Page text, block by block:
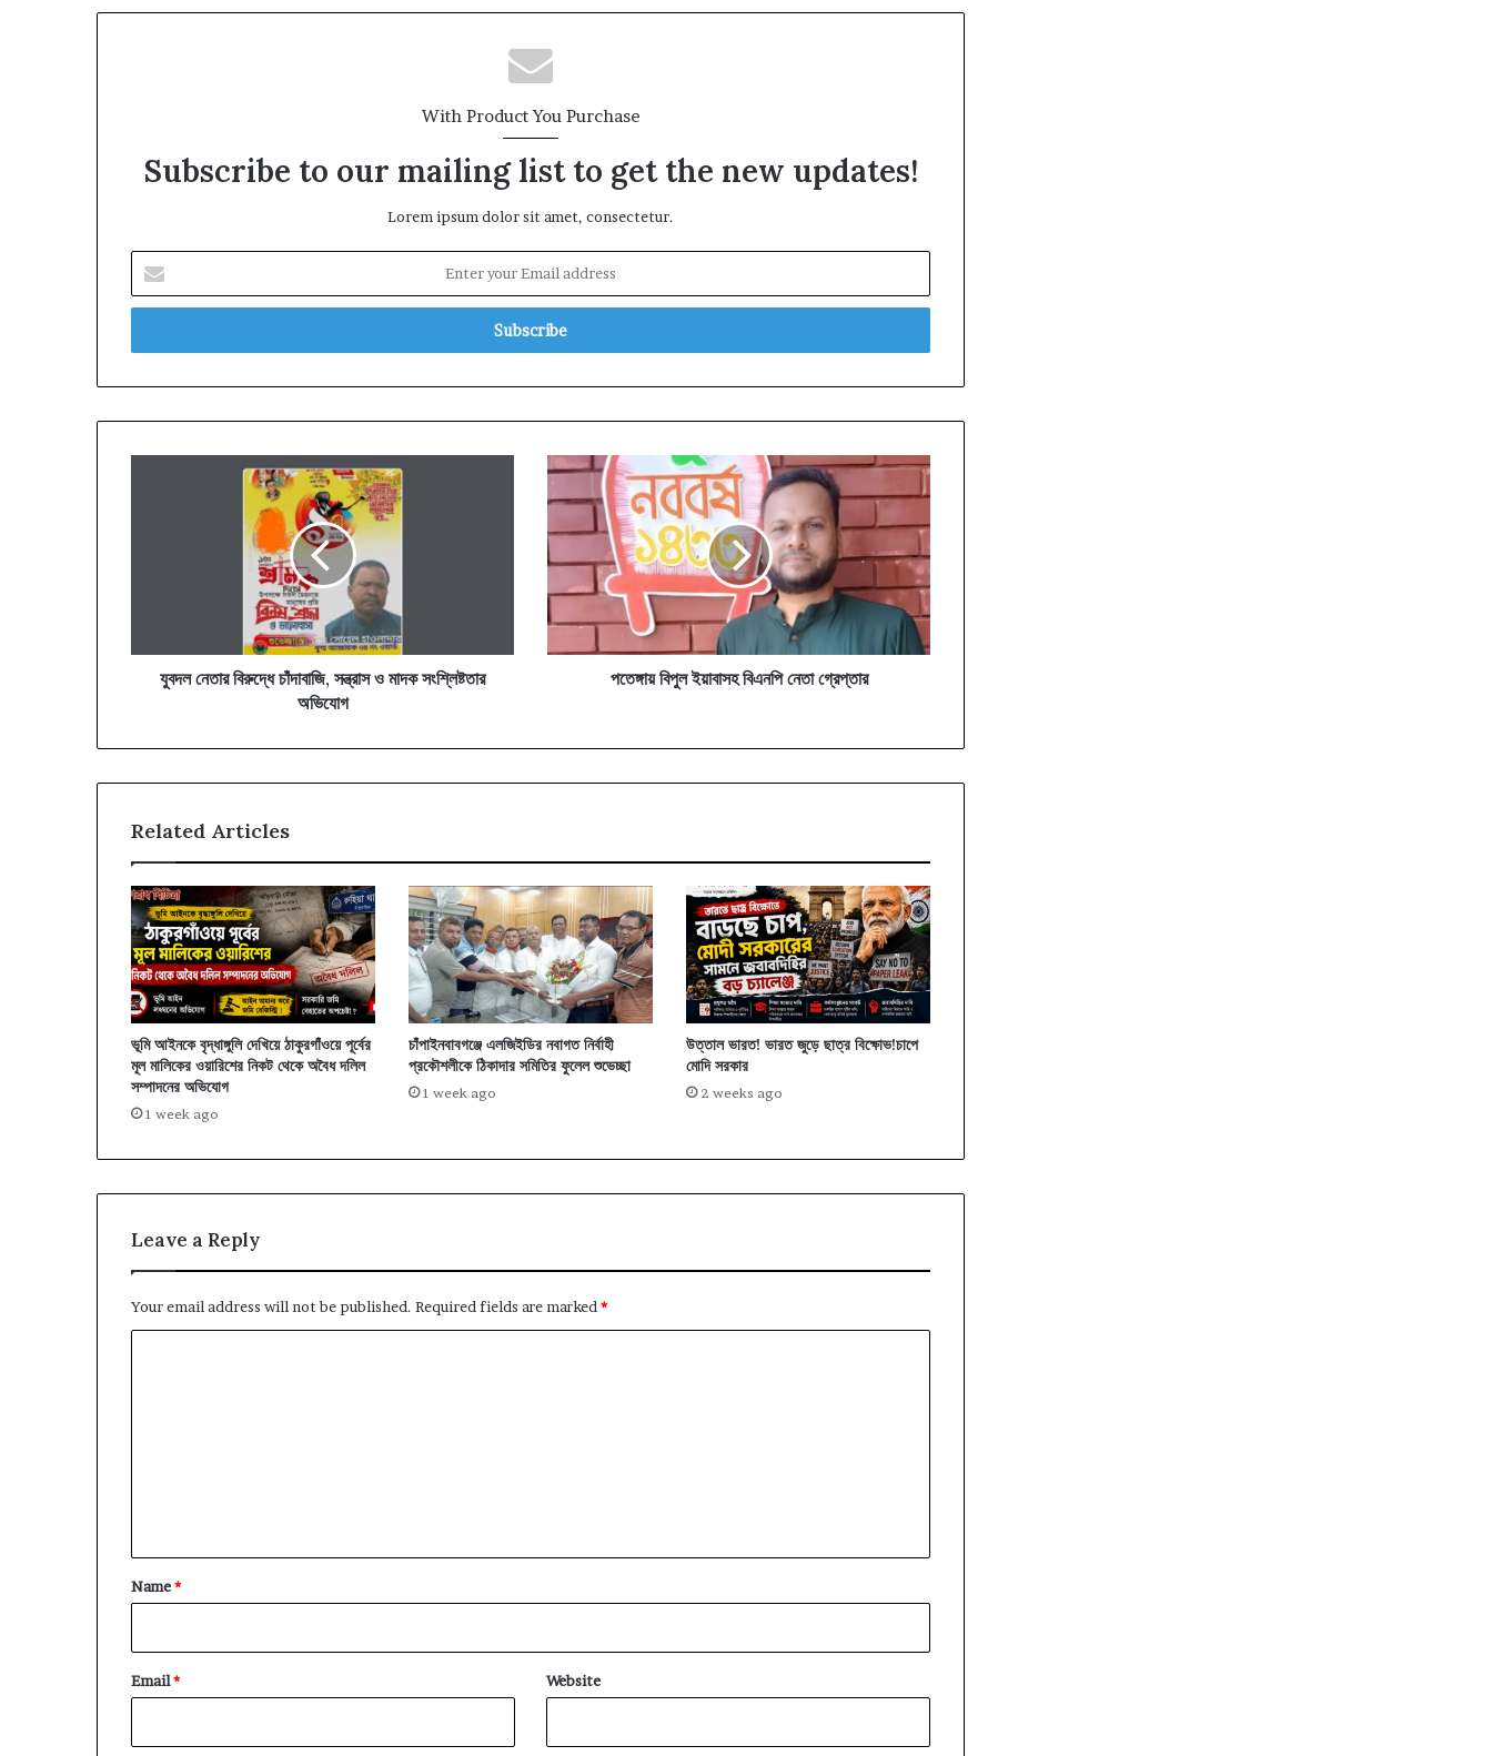
With Product You Purchase
Subscribe to our mailing list to get the new updates!
Lorem ipsum dolor sit amet, consectetur.
your
Email
অভিযোগ
যুবদল নেতার বিরুদ্ধে চাঁদাবাজি, সন্ত্রাস ও মাদক সংশ্লিষ্টতার
অভিযোগ
পতেঙ্গায়
বিএনপি
নেতা
গ্রেপ্তার
পতেঙ্গায় বিপুল ইয়াবাসহ বিএনপি নেতা গ্রেপ্তার
Related Articles
ভূমি আইনকে বৃদ্ধাঙ্গুলি দেখিয়ে ঠাকুরগাঁওয়ে পূর্বের
মূল মালিকের ওয়ারিশের নিকট থেকে অবৈধ দলিল
সম্পাদনের অভিযোগ
1 week ago
চাঁপাইনবাবগঞ্জে এলজিইডির নবাগত নির্বাহী
প্রকৌশলীকে ঠিকাদার সমিতির ফুলেল শুভেচ্ছা
1 week ago
উত্তাল ভারত! ভারত জুড়ে ছাত্র বিক্ষোভ!চাপে
মোদি সরকার
2 weeks ago
Leave a Reply
Your email address will not be published. Required fields are marked*
*
Name*
Email* Website